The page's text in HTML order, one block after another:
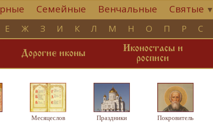
Семейные Венчальные Святые ▼
Е Ж З И К Л М Н О П Р С
Дорогие иконы
Иконостасы и
росписи
Месяцеслов Праздники Покровитель